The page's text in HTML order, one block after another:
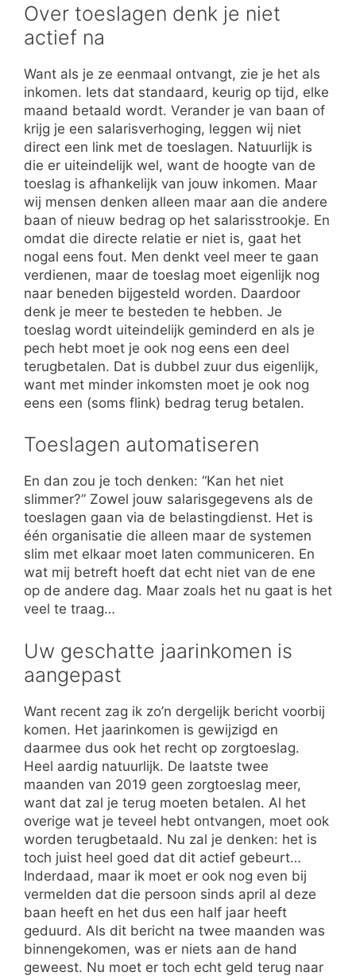
Over toeslagen denk je niet
actief na
Want als je ze eenmaal ontvangt, zie je het als
inkomen. Iets dat standaard, keurig op tijd, elke
maand betaald wordt. Verander je van baan of
krijg je een salarisverhoging, leggen wij niet
direct een link met de toeslagen. Natuurlijk is
die er uiteindelijk wel, want de hoogte van de
toeslag is afhankelijk van jouw inkomen. Maar
wij mensen denken alleen maar aan die andere
baan of nieuw bedrag op het salarisstrookje. En
omdat die directe relatie er niet is, gaat het
nogal eens fout. Men denkt veel meer te gaan
verdienen, maar de toeslag moet eigenlijk nog
naar beneden bijgesteld worden. Daardoor
denk je meer te besteden te hebben. Je
toeslag wordt uiteindelijk geminderd en als je
pech hebt moet je ook nog eens een deel
terugbetalen. Dat is dubbel zuur dus eigenlijk,
want met minder inkomsten moet je ook nog
eens een (soms flink) bedrag terug betalen.
Toeslagen automatiseren
En dan zou je toch denken: “Kan het niet
slimmer?” Zowel jouw salarisgegevens als de
toeslagen gaan via de belastingdienst. Het is
één organisatie die alleen maar de systemen
slim met elkaar moet laten communiceren. En
wat mij betreft hoeft dat echt niet van de ene
op de andere dag. Maar zoals het nu gaat is het
veel te traag…
Uw geschatte jaarinkomen is
aangepast
Want recent zag ik zo’n dergelijk bericht voorbij
komen. Het jaarinkomen is gewijzigd en
daarmee dus ook het recht op zorgtoeslag.
Heel aardig natuurlijk. De laatste twee
maanden van 2019 geen zorgtoeslag meer,
want dat zal je terug moeten betalen. Al het
overige wat je teveel hebt ontvangen, moet ook
worden terugbetaald. Nu zal je denken: het is
toch juist heel goed dat dit actief gebeurt…
Inderdaad, maar ik moet er ook nog even bij
vermelden dat die persoon sinds april al deze
baan heeft en het dus een half jaar heeft
geduurd. Als dit bericht na twee maanden was
binnengekomen, was er niets aan de hand
geweest. Nu moet er toch echt geld terug naar